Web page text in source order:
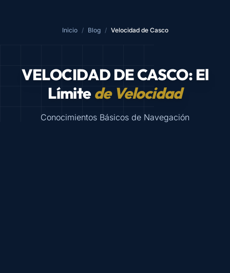
Inicio / Blog / Velocidad de Casco
VELOCIDAD DE CASCO: El
Límitede Velocidad
Conocimientos Básicos de Navegación